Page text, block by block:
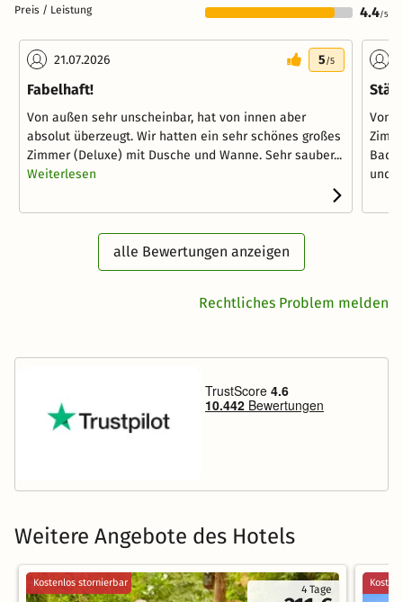
Preis / Leistung 4.4/5
21.07.2026 5/5
Fabelhaft!
Von außen sehr unscheinbar, hat von innen aber
absolut überzeugt. Wir hatten ein sehr schönes großes
Zimmer (Deluxe) mit Dusche und Wanne. Sehr sauber...
Weiterlesen
Von
und...
alle Bewertungen anzeigen
Rechtliches Problem melden
Weitere Angebote des Hotels
4 Tage
Kostenlos stornierbar